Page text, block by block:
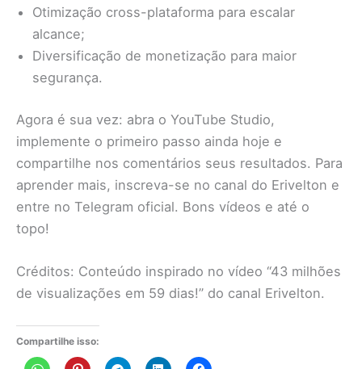
Otimização cross-plataforma para escalar
alcance;
Diversificação de monetização para maior
segurança.
Agora é sua vez: abra o YouTube Studio,
implemente o primeiro passo ainda hoje e
compartilhe nos comentários seus resultados. Para
aprender mais, inscreva-se no canal do Erivelton e
entre no Telegram oficial. Bons vídeos e até o
topo!
Créditos: Conteúdo inspirado no vídeo “43 milhões
de visualizações em 59 dias!” do canal Erivelton.
Compartilhe isso: